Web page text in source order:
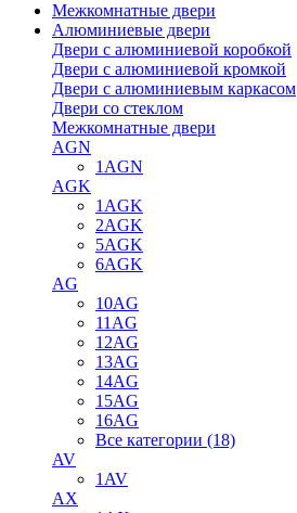
Межкомнатные двери
Алюминиевые двери
Двери с алюминиевой коробкой
Двери с алюминиевой кромкой
Двери с алюминиевым каркасом
Двери со стеклом
Межкомнатные двери
AGN
1AGN
AGK
1AGK
2AGK
5AGK
6AGK
AG
10AG
11AG
12AG
13AG
14AG
15AG
16AG
Все категории (18)
AV
1AV
AX